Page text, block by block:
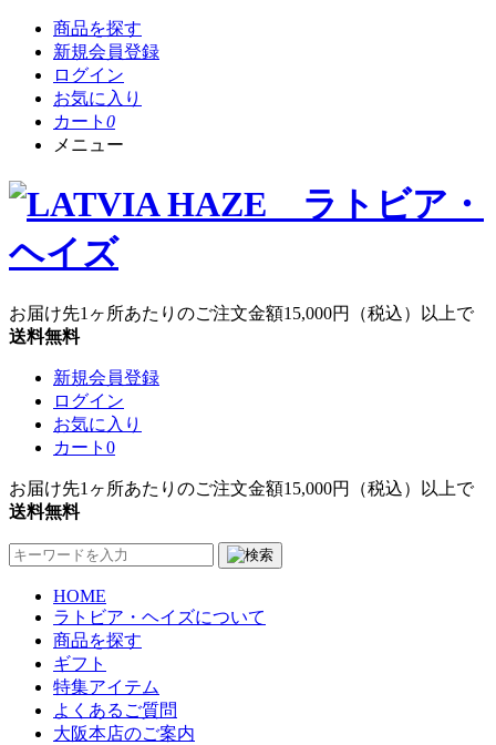
商品を探す
新規会員登録
ログイン
お気に入り
カート 0
メニュー
お届け先1ヶ所あたりのご注文金額15,000円
（税込）以上で
送料無料
新規会員登録
ログイン
お気に入り
カート 0
お届け先1ヶ所あたりのご注文金額15,000円
（税込）以上で
送料無料
HOME
ラトビア・ヘイズについて
商品を探す
ギフト
特集アイテム
よくあるご質問
大阪本店のご案内